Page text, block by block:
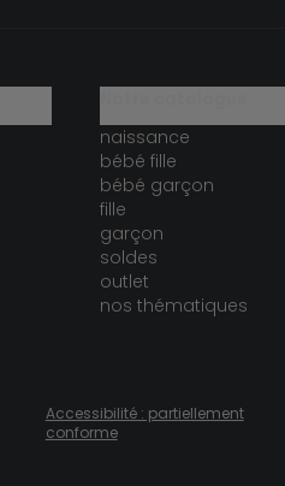
naissance
bébé fille
bébé garçon
fille
garçon
soldes
outlet
nos thématiques
Accessibilité : partiellement
conforme